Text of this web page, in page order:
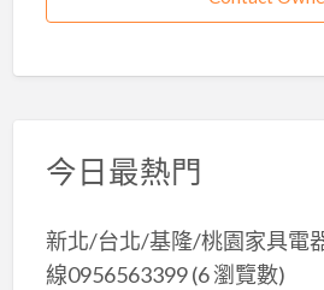
今日最熱門
新北/台北/基隆/桃園家具電
線0956563399(6 瀏覽數)